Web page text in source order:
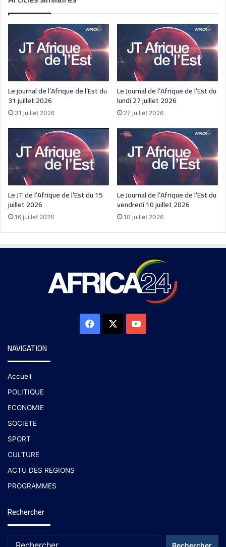
Le journal de l’Afrique de l’Est du
31 juillet 2026
31 juillet 2026
Le Journal de l’Afrique de l’Est du
lundi 27 juillet 2026
27 juillet 2026
Le JT de l’Afrique de l’Est du 15
juillet 2026
16 juillet 2026
Le Journal de l’Afrique de l’Est du
vendredi 10 juillet 2026
10 juillet 2026
NAVIGATION
Accueil
POLITIQUE
ECONOMIE
SOCIETE
SPORT
CULTURE
ACTU DES REGIONS
PROGRAMMES
Rechercher